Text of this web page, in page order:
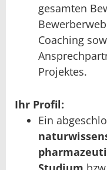
gesamten
Coaching
Projektes.
Ihr Profil:
Ein